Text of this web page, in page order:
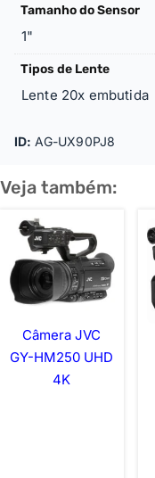
Tamanho do Sensor
1"
Tipos de Lente
Lente 20x embutida
ID: AG-UX90PJ8
Veja também:
Câmera JVC
GY-HM250 UHD
4K